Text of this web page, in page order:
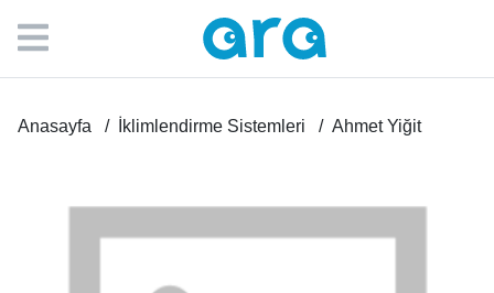
Anasayfa İklimlendirme Sistemleri Ahmet Yiğit